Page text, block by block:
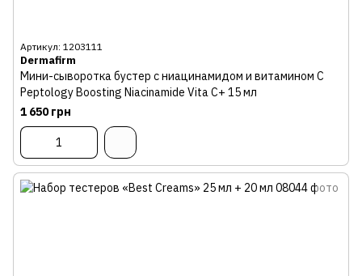
Артикул: 1203111
Dermafirm
Мини-сыворотка бустер с ниацинамидом и витамином C
Peptology Boosting Niacinamide Vita C+ 15 мл
1 650 грн